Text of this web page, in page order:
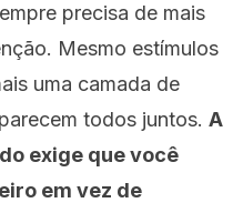
precisa de mais
Mesmo estímulos
uma camada de
todos juntos. A
exige que você
em vez de